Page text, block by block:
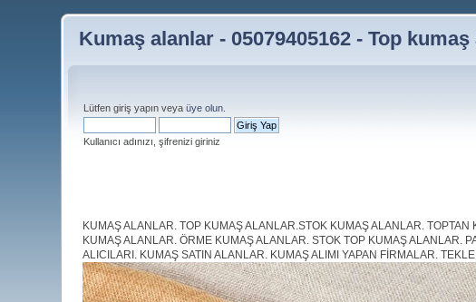
Kumaş alanlar - 05079405162 - Top
Lütfen giriş yapın veyaüye olun
Kullanıcı adınızı, şifrenizi giriniz
KUMAŞ ALANLAR. TOP KUMAŞ ALANLAR.STOK KUMAŞ ALANLAR.
KUMAŞ ALANLAR. ÖRME KUMAŞ ALANLAR. STOK TOP KUMAŞ ALANLAR.
ALICILARI. KUMAŞ SATIN ALANLAR. KUMAŞ ALIMI YAPAN FİRMALAR.